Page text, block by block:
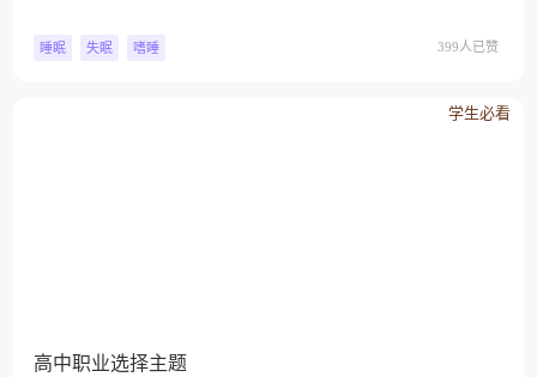
睡眠 失眠 嗜睡 399人已赞
学生必看
高中职业选择主题